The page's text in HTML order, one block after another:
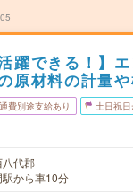
躍できる！】
原材料の計量
費別途支給あり 土日祝
八代郡
から車10分